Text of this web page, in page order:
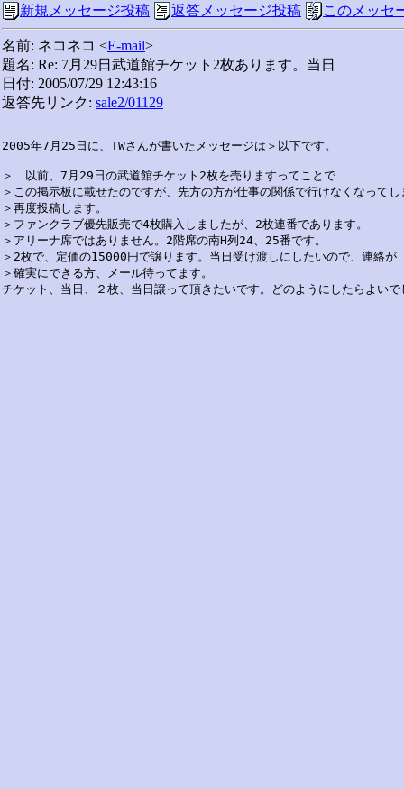
新規メッセージ投稿 返答メッセージ投稿 このメッセ
名前: ネコネコ <E-mail>
題名: Re: 7月29日武道館チケット2枚あります。当日
日付: 2005/07/29 12:43:16
返答先リンク: sale2/01129
2005年7月25日に、TWさんが書いたメッセージは＞以下です。
＞　以前、7月29日の武道館チケット2枚を売りますってことで
＞この掲示板に載せたのですが、先方の方が仕事の関係で行けなくなってし
＞再度投稿します。
＞ファンクラブ優先販売で4枚購入しましたが、2枚連番であります。
＞アリーナ席ではありません。2階席の南H列24、25番です。
＞2枚で、定価の15000円で譲ります。当日受け渡しにしたいので、連絡が
＞確実にできる方、メール待ってます。